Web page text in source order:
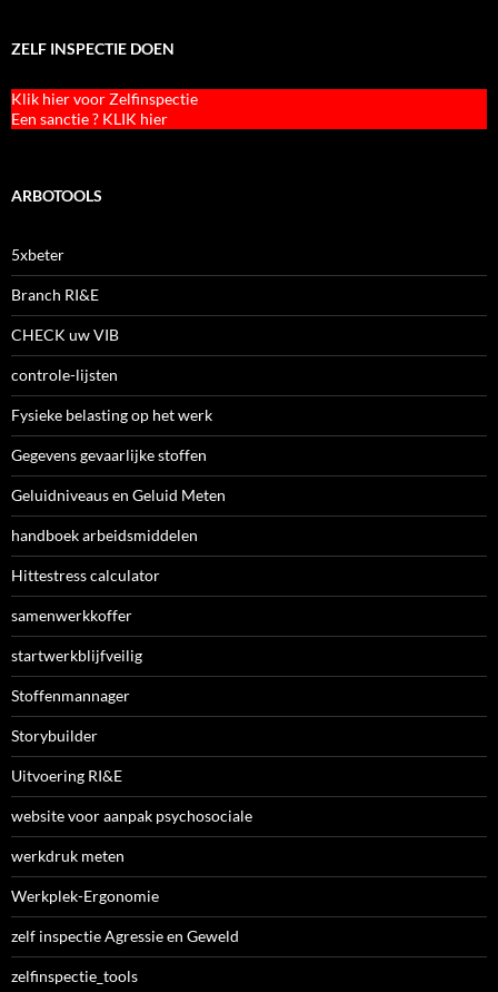
ZELF INSPECTIE DOEN
Klik hier voor Zelfinspectie
Een sanctie ? KLIK hier
ARBOTOOLS
5xbeter
Branch RI&E
CHECK uw VIB
controle-lijsten
Fysieke belasting op het werk
Gegevens gevaarlijke stoffen
Geluidniveaus en Geluid Meten
handboek arbeidsmiddelen
Hittestress calculator
samenwerkkoffer
startwerkblijfveilig
Stoffenmannager
Storybuilder
Uitvoering RI&E
website voor aanpak psychosociale
werkdruk meten
Werkplek-Ergonomie
zelf inspectie Agressie en Geweld
zelfinspectie_tools